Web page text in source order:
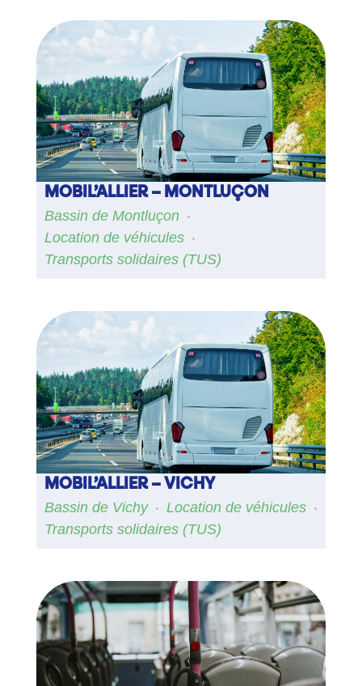
MOBIL’ALLIER – MONTLUÇON
Bassin de Montluçon
Location de véhicules
Transports solidaires (TUS)
MOBIL’ALLIER – VICHY
Bassin de Vichy
Location de véhicules
Transports solidaires (TUS)